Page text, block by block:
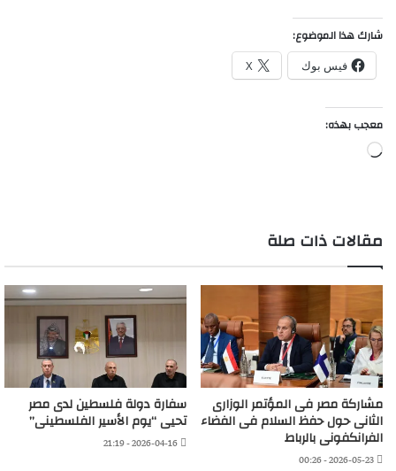
شارك هذا الموضوع:
فيس بوك X
معجب بهذه:
جاري
مقالات ذات صلة
مشاركة مصر فى المؤتمر الوزارى
الثانى حول حفظ السلام فى الفضاء
الفرانكفونى بالرباط
2026-05-23 - 00:26
سفارة دولة فلسطين لدى مصر
تحيى “يوم الأسير الفلسطينى”
2026-04-16 - 21:19